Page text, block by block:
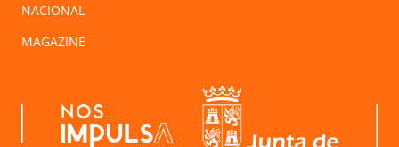
NACIONAL
MAGAZINE